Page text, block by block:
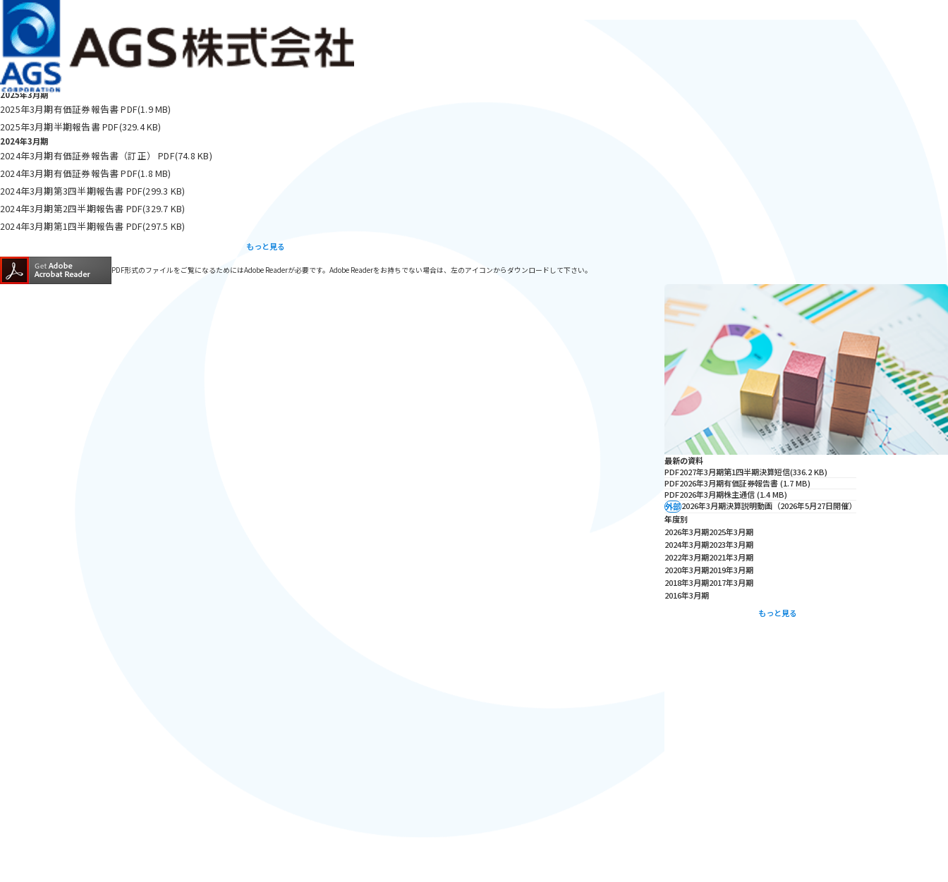
メインコンテンツまでスキップ
お問い合わせ
サービス・ソリューション
IR情報
有価証券報告書等
2026年3月期
2026年3月期有価証券報告書PDF(1.7 MB)
2026年3月期半期報告書
2025年3月期
2025年3月期有価証券報告書PDF(1.9 MB)
2025年3月期半期報告書PDF(329.4 KB)
2024年3月期
2024年3月期有価証券報告書（訂正）PDF(74.8 KB)
2024年3月期有価証券報告書PDF(1.8 MB)
2024年3月期第3四半期報告書 PDF(299.3 KB)
2024年3月期第2四半期報告書 PDF(329.7 KB)
2024年3月期第1四半期報告書 PDF(297.5 KB)
もっと見る
PDF形式のファイルをご覧になるためにはAdobe Readerが必要です。Adobe Readerをお持ちでない場合は、左のアイコンからダウンロードして下さい。
最新の資料
PDF2027年3月期第1四半期決算短信(336.2 KB)
PDF2026年3月期有価証券報告書(1.7 MB)
PDF2026年3月期株主通信(1.4 MB)
外部2026年3月期決算説明動画（2026年5月27日開催）
年度別
2026年3月期2025年3月期
2024年3月期2023年3月期
2022年3月期2021年3月期
2020年3月期2019年3月期
2018年3月期2017年3月期
2016年3月期
もっと見る